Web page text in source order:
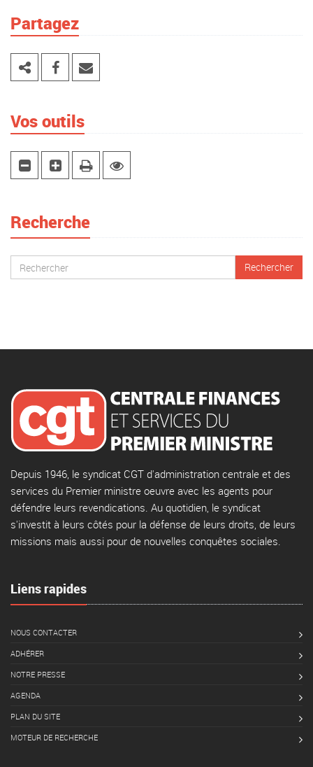
Partagez
Vos outils
Recherche
Depuis 1946, le syndicat CGT d'administration centrale et des
services du Premier ministre oeuvre avec les agents pour
défendre leurs revendications. Au quotidien, le syndicat
s'investit à leurs côtés pour la défense de leurs droits, de leurs
missions mais aussi pour de nouvelles conquêtes sociales.
Liens rapides
NOUS CONTACTER
ADHÉRER
NOTRE PRESSE
AGENDA
PLAN DU SITE
MOTEUR DE RECHERCHE